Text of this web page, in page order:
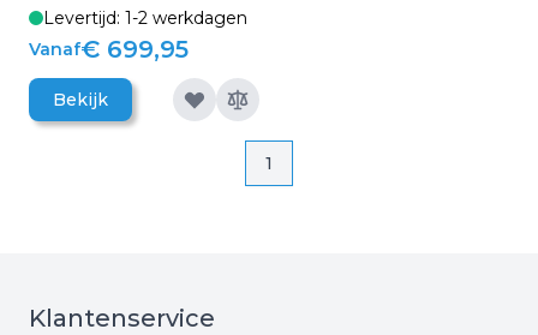
Levertijd: 1-2 werkdagen
Vanaf€ 699,95
Bekijk
Pagina
Pagina
1
Klantenservice